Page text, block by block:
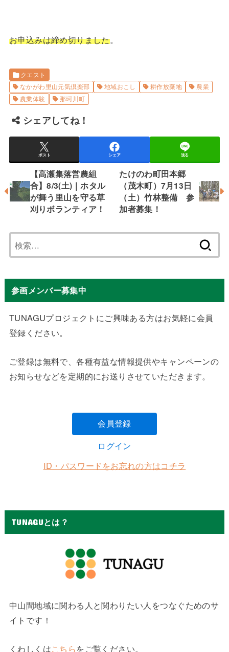
お申込みは締め切りました。
クエスト
なかがわ里山元気倶楽部
地域おこし 耕作放棄地
農業
農業体験
那珂川町
シェアしてね！
ポスト シェア 送る
【高瀬集落営農組
合】8/3(土)｜ホタル
が舞う里山を守る草
刈りボランティア！
たけのわ町田本郷
（茂木町）7月13日
（土）竹林整備 参
加者募集！
索:
参画メンバー募集中
TUNAGUプロジェクトにご興味ある方はお気軽に会員
登録ください。
ご登録は無料で、各種有益な情報提供やキャンペーンの
お知らせなどを定期的にお送りさせていただきます。
会員登録
ログイン
ID・パスワードをお忘れの方はコチラ
TUNAGUとは？
中山間地域に関わる人と関わりたい人をつなぐためのサ
イトです！
くわしくはこちらをご覧ください。